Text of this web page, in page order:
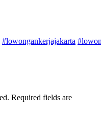
#lowongankerjajakarta
Required fields are